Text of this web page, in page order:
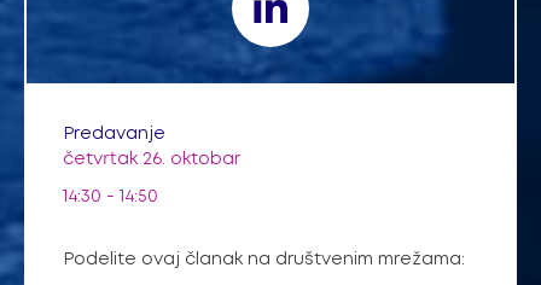
Predavanje
četvrtak 26. oktobar
14:30 - 14:50
Podelite ovaj članak na društvenim mrežama: